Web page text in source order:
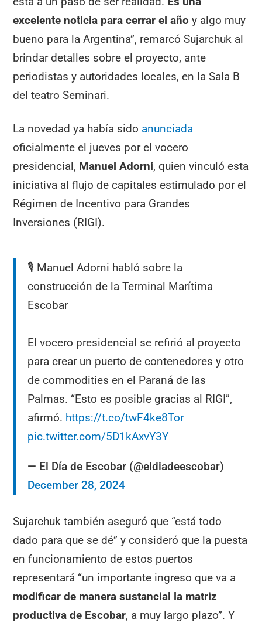
excelente noticia para cerrar el año y algo muy
bueno para la Argentina”, remarcó Sujarchuk al
brindar detalles sobre el proyecto, ante
periodistas y autoridades locales, en la Sala B
del teatro Seminari.
La novedad ya había sido anunciada
oficialmente el jueves por el vocero
presidencial, Manuel Adorni, quien vinculó esta
iniciativa al flujo de capitales estimulado por el
Régimen de Incentivo para Grandes
Inversiones (RIGI).
🎙️ Manuel Adorni habló sobre la
construcción de la Terminal Marítima
Escobar
El vocero presidencial se refirió al proyecto
para crear un puerto de contenedores y otro
de commodities en el Paraná de las
Palmas. “Esto es posible gracias al RIGI”,
afirmó. https://t.co/twF4ke8Tor
pic.twitter.com/5D1kAxvY3Y
— El Día de Escobar (@eldiadeescobar)
December 28, 2024
Sujarchuk también aseguró que “está todo
dado para que se dé” y consideró que la puesta
en funcionamiento de estos puertos
representará “un importante ingreso que va a
modificar de manera sustancial la matriz
productiva de Escobar, a muy largo plazo”. Y